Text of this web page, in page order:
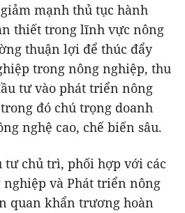
mạnh thủ tục hành
thiết trong lĩnh vực nông
thuận lợi để thúc đẩy
trong nông nghiệp, thu
tư vào phát triển nông
đó chú trọng doanh
nghệ cao, chế biến sâu.
tư chủ trì, phối hợp với các
nghiệp và Phát triển nông
quan khẩn trương hoàn